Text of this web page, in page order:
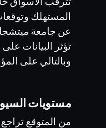
المستهلك
عن جامعة
تؤثر البيانات
وبالتالي على
مستويات
من المتوقع